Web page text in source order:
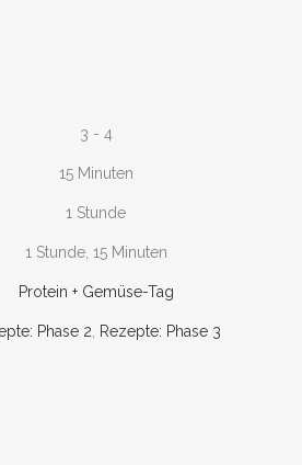
3 - 4
15 Minuten
1 Stunde
1 Stunde, 15 Minuten
Protein + Gemüse-Tag
Phase 2 Rezepte: Phase 3